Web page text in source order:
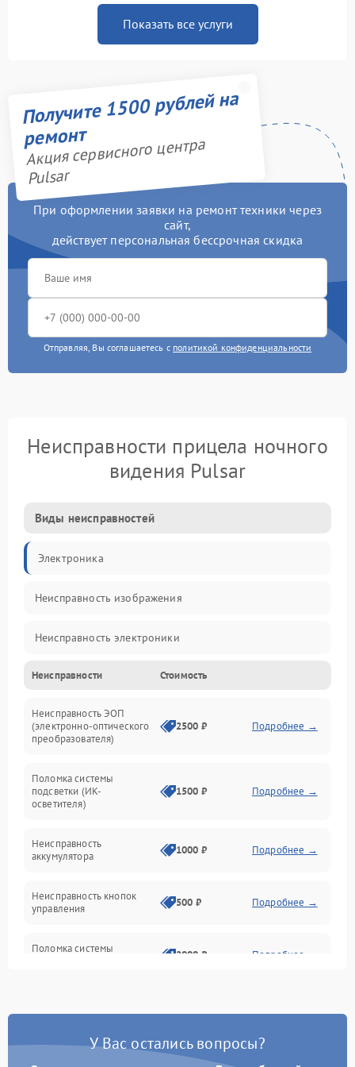
Показать все услуги
Получите 1500 рублей на
ремонт
Акция сервисного центра
Pulsar
При оформлении заявки на ремонт техники через
сайт,
действует персональная бессрочная скидка
Отправляя, Вы соглашаетесь с политикой конфиденциальности
Неисправности прицела ночного
видения Pulsar
Виды неисправностей
Электроника
Неисправность изображения
Неисправность электроники
Механические повреждения
Неисправность управления
Оптика
Неисправности Стоимость
Неисправность ЭОП
(электронно-оптического
преобразователя)
2500 ₽ Подробнее →
Поломка системы
подсветки (ИК-
осветителя)
1500 ₽ Подробнее →
Неисправность
аккумулятора
1000 ₽ Подробнее →
Неисправность кнопок
управления
500 ₽ Подробнее →
Поломка системы
2000 ₽ Подробнее →
защиты от перегрузок
Неисправность системыУ Вас остались вопросы?